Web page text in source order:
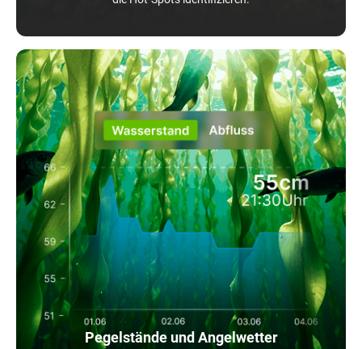
Pegelstände und Angelwetter